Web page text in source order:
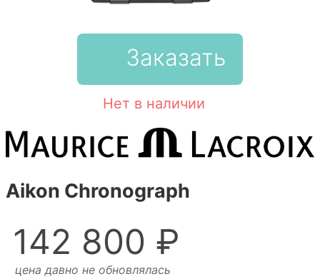
Заказать
Нет в наличии
Aikon Chronograph
142 800 ₽
цена давно не обновлялась